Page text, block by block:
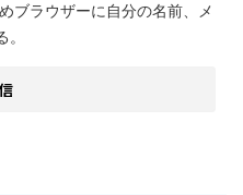
ブラウザーに自分の名前、メ